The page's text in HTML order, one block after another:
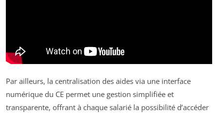
Par ailleurs, la centralisation des aides via une interface
numérique du CE permet une gestion simplifiée et
transparente, offrant à chaque salarié la possibilité d’accéder